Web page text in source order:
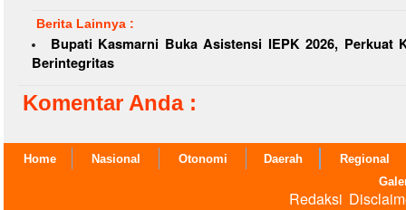
Berita Lainnya :
Bupati Kasmarni Buka Asistensi IEPK 2026, Perkuat
Berintegritas
Komentar Anda :
Home Nasional Otonomi Daerah
Regional
Redaksi